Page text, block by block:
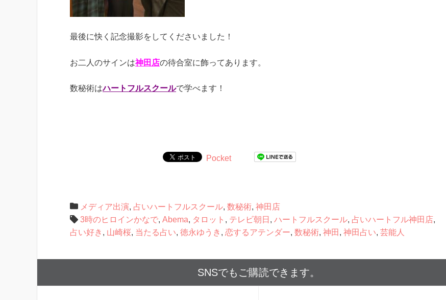
最後に快く記念撮影をしてくださいました！
お二人のサインは神田店の待合室に飾ってあります。
数秘術はハートフルスクールで学べます！
Pocket
メディア出演, 占いハートフルスクール, 数秘術, 神田店
3時のヒロインかなで, Abema, タロット , テレビ朝日 , ハートフルスクール, 占いハートフル神田店,
占い好き , 山崎桜, 当たる占い, 徳永ゆうき , 恋するアテンダー, 数秘術, 神田 , 神田占い, 芸能人
SNSでもご購読できます。